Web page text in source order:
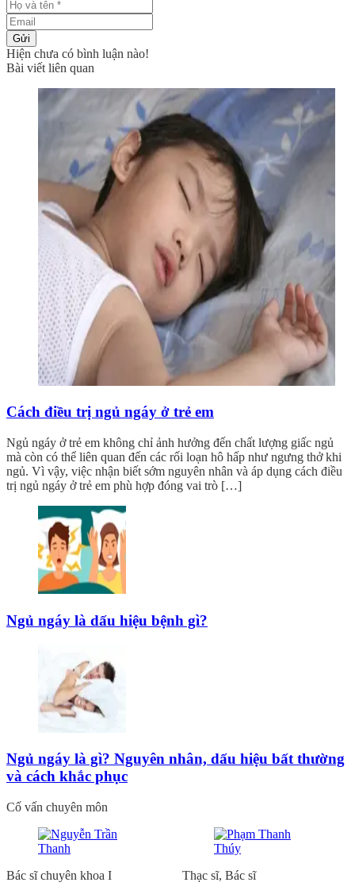
Gửi
Hiện chưa có bình luận nào!
Bài viết liên quan
Cách điều trị ngủ ngáy ở trẻ em
Ngủ ngáy ở trẻ em không chỉ ảnh hưởng đến chất lượng giấc ngủ
mà còn có thể liên quan đến các rối loạn hô hấp như ngưng thở khi
ngủ. Vì vậy, việc nhận biết sớm nguyên nhân và áp dụng cách điều
trị ngủ ngáy ở trẻ em phù hợp đóng vai trò […]
Ngủ ngáy là dấu hiệu bệnh gì?
Ngủ ngáy là gì? Nguyên nhân, dấu hiệu bất thường
và cách khắc phục
Cố vấn chuyên môn
Bác sĩ chuyên khoa I Thạc sĩ, Bác sĩ